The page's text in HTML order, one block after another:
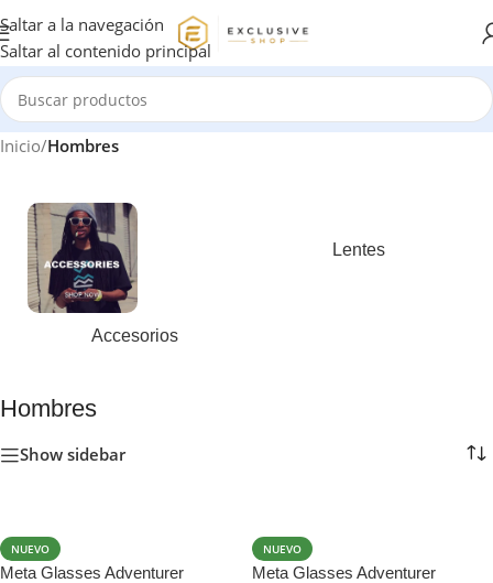
Saltar a la navegación
Saltar al contenido principal
Inicio/Hombres
Accesorios
Lentes
Hombres
Show sidebar
NUEVO
Meta Glasses Adventurer
NUEVO
Meta Glasses Adventurer